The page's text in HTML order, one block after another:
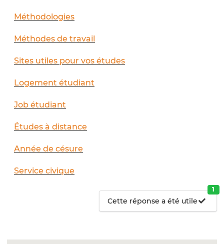
Méthodologies
Méthodes de travail
Sites utiles pour vos études
Logement étudiant
Job étudiant
Études à distance
Année de césure
Service civique
Cette réponse a été utile
1